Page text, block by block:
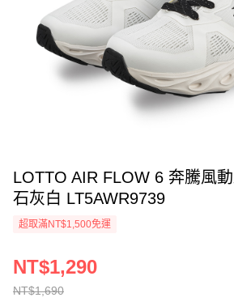
LOTTO AIR FLOW 6 奔騰風
石灰白 LT5AWR9739
超取滿NT$1,500免運
NT$1,690
NT$1,290